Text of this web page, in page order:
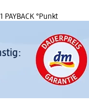
°Punkt